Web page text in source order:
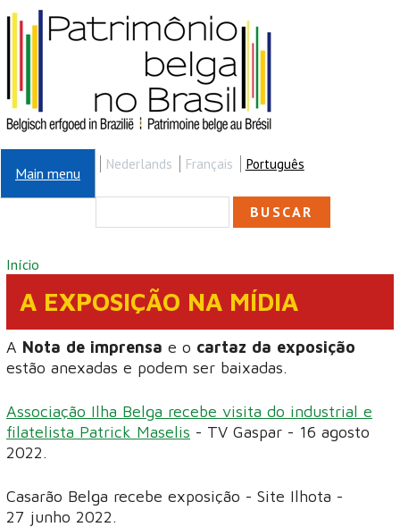
Pular para o conteúdo principal
Main menu
Nederlands Français Português
FORMULÁRIO DE
BUSCA
VOCÊ ESTÁ AQUI
Início
A EXPOSIÇÃO NA MÍDIA
A Nota de imprensa e o cartaz da exposição
estão anexadas e podem ser baixadas.
Associação Ilha Belga recebe visita do industrial e
filatelista Patrick Maselis - TV Gaspar - 16 agosto
2022.
Casarão Belga recebe exposição - Site Ilhota -
27 junho 2022.